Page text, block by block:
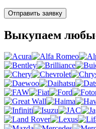
Отправить заявку
Выкупаем